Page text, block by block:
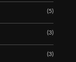
(5)
(3)
(3)